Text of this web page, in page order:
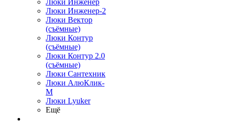
Люки Инженер
Люки Инженер-2
Люки Вектор
(съёмные)
Люки Контур
(съёмные)
Люки Контур 2.0
(съёмные)
Люки Сантехник
Люки АлюКлик-
М
Люки Lyuker
Ещё